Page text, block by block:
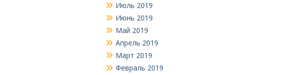
Июль 2019
Июнь 2019
Май 2019
Апрель 2019
Март 2019
Февраль 2019